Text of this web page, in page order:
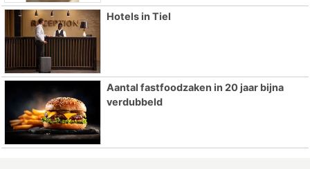
Hotels in Tiel
Aantal fastfoodzaken in 20 jaar bijna
verdubbeld